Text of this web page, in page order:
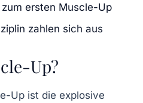
ersten Muscle-Up
zahlen sich aus
Up?
Up ist die explosive